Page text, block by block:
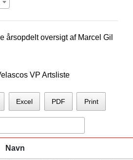
årsopdelt oversigt af Marcel Gil
VP Artsliste
Excel PDF Print
Navn